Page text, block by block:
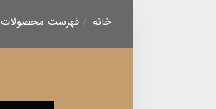
خانه فهرست محصولات